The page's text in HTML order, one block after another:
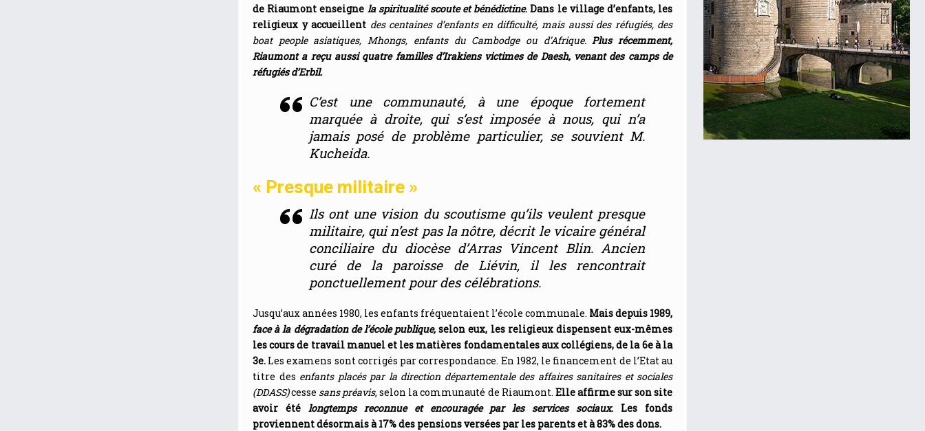
de Riaumont enseigne la spiritualité scoute et bénédictine. Dans le village d’enfants, les
religieux y accueillent des centaines d’enfants en difficulté, mais aussi des réfugiés, des
boat people asiatiques, Mhongs, enfants du Cambodge ou d’Afrique.Plus récemment,
Riaumont a reçu aussi quatre familles d’Irakiens victimes de Daesh, venant des camps de
réfugiés d’Erbil.
C’est une communauté, à une époque fortement
marquée à droite, qui s’est imposée à nous, qui n’a
jamais posé de problème particulier, se souvient M.
Kucheida.
« Presque militaire »
Ils ont une vision du scoutisme qu’ils veulent presque
militaire, qui n’est pas la nôtre, décrit le vicaire général
conciliaire du diocèse d’Arras Vincent Blin. Ancien
curé de la paroisse de Liévin, il les rencontrait
ponctuellementpour des célébrations.
Jusqu’aux années 1980, les enfants fréquentaient l’école communale. Mais depuis 1989,
face à la dégradation de l’école publique,selon eux, les religieux dispensent eux-mêmes
les cours de travail manuel et les matières fondamentales aux collégiens, de la 6e à la
3e. Les examens sont corrigés par correspondance. En 1982, le financement de l’Etat au
titre des enfants placés par la direction départementale des affaires sanitaires et sociales
(DDASS)cesse sans préavis, selon la communauté de Riaumont. Elle affirme sur son site
avoir été longtemps reconnue et encouragée par les services sociaux. Les fonds
proviennent désormais à 17% des pensions versées par les parents et à 83% des dons.